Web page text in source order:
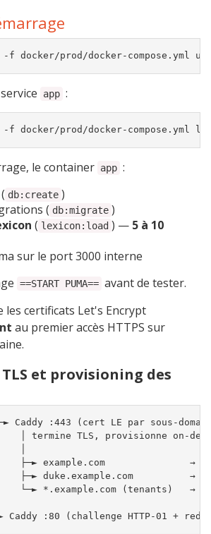
app :
le container app :
db:create )
( db:migrate )
( lexicon:load ) — 5 à 10
sur le port 3000 interne
==START PUMA== avant de tester.
les certificats Let's Encrypt
au premier accès HTTPS sur
et provisioning des
Caddy :443 (cert LE par sous-
│ termine TLS, provisionne on-
├─► example.com               →
├─► duke.example.com          →
└─► *.example.com (tenants)   →